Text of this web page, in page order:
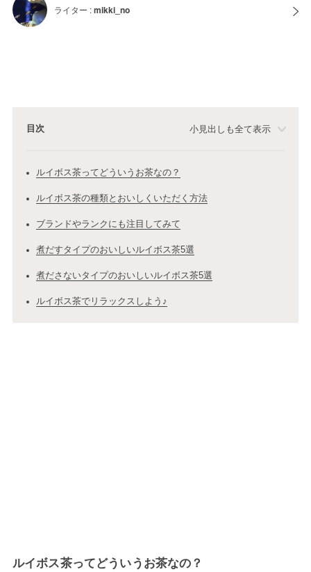
ライター :mikki_no
目次 小見出しも全て表示
ルイボス茶ってどういうお茶なの？
ルイボス茶の種類とおいしくいただく方法
ブランドやランクにも注目してみて
煮だすタイプのおいしいルイボス茶5選
煮ださないタイプのおいしいルイボス茶5選
ルイボス茶でリラックスしよう♪
ルイボス茶ってどういうお茶なの？